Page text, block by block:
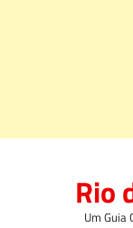
Rio
Um Guia